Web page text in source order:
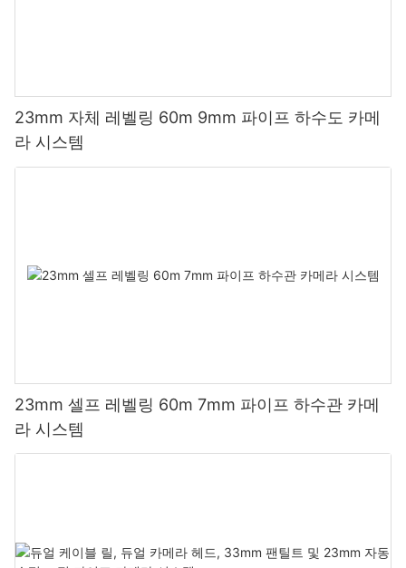
23mm 자체 레벨링 60m 9mm 파이프 하수도 카메
라 시스템
23mm 셀프 레벨링 60m 7mm 파이프 하수관 카메
라 시스템